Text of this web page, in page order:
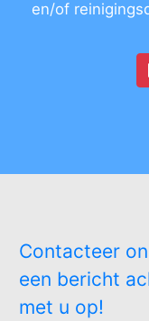
en/of
Contacteer
een bericht
met u op!